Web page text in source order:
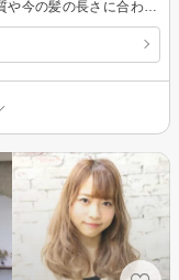
お店の雰囲気良かったです カットの前に私の髪質や今の髪の長さに合わせた髪型を提案していただいて良かったです 普段のお手入れもしやすい髪型になり嬉しいです